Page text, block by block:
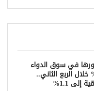
في سوق الدواء
بنمو 48.6% خلال الربع الثاني..
1.1%